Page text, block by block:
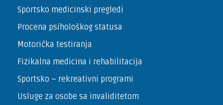
Sportsko medicinski pregledi
Procena psihološkog statusa
Motorička testiranja
Fizikalna medicina i rehabilitacija
Sportsko – ­rekreativni programi
Usluge za osobe sa invaliditetom